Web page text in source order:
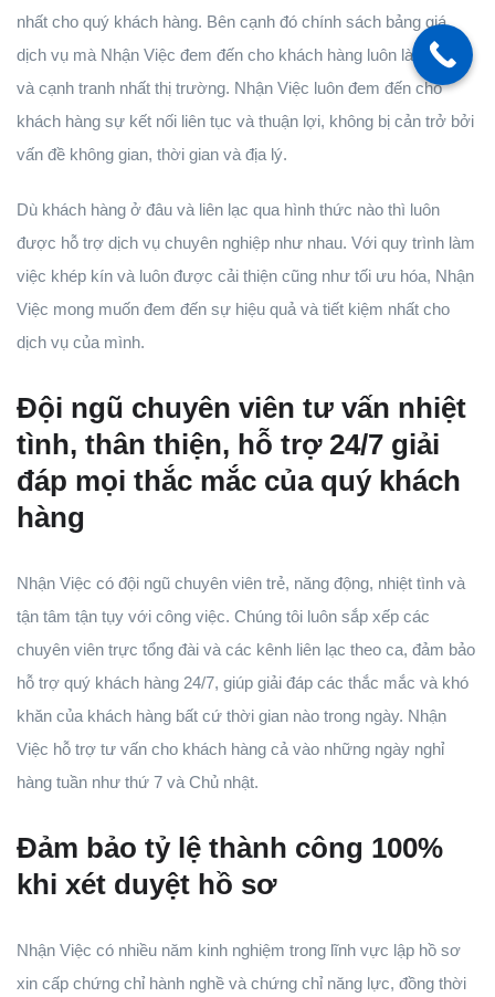
nhất cho quý khách hàng. Bên cạnh đó chính sách bảng giá
dịch vụ mà Nhận Việc đem đến cho khách hàng luôn là tốt nhất
và cạnh tranh nhất thị trường. Nhận Việc luôn đem đến cho
khách hàng sự kết nối liên tục và thuận lợi, không bị cản trở bởi
vấn đề không gian, thời gian và địa lý.
Dù khách hàng ở đâu và liên lạc qua hình thức nào thì luôn
được hỗ trợ dịch vụ chuyên nghiệp như nhau. Với quy trình làm
việc khép kín và luôn được cải thiện cũng như tối ưu hóa, Nhận
Việc mong muốn đem đến sự hiệu quả và tiết kiệm nhất cho
dịch vụ của mình.
Đội ngũ chuyên viên tư vấn nhiệt
tình, thân thiện, hỗ trợ 24/7 giải
đáp mọi thắc mắc của quý khách
hàng
Nhận Việc có đội ngũ chuyên viên trẻ, năng động, nhiệt tình và
tận tâm tận tụy với công việc. Chúng tôi luôn sắp xếp các
chuyên viên trực tổng đài và các kênh liên lạc theo ca, đảm bảo
hỗ trợ quý khách hàng 24/7, giúp giải đáp các thắc mắc và khó
khăn của khách hàng bất cứ thời gian nào trong ngày. Nhận
Việc hỗ trợ tư vấn cho khách hàng cả vào những ngày nghỉ
hàng tuần như thứ 7 và Chủ nhật.
Đảm bảo tỷ lệ thành công 100%
khi xét duyệt hồ sơ
Nhận Việc có nhiều năm kinh nghiệm trong lĩnh vực lập hồ sơ
xin cấp chứng chỉ hành nghề và chứng chỉ năng lực, đồng thời